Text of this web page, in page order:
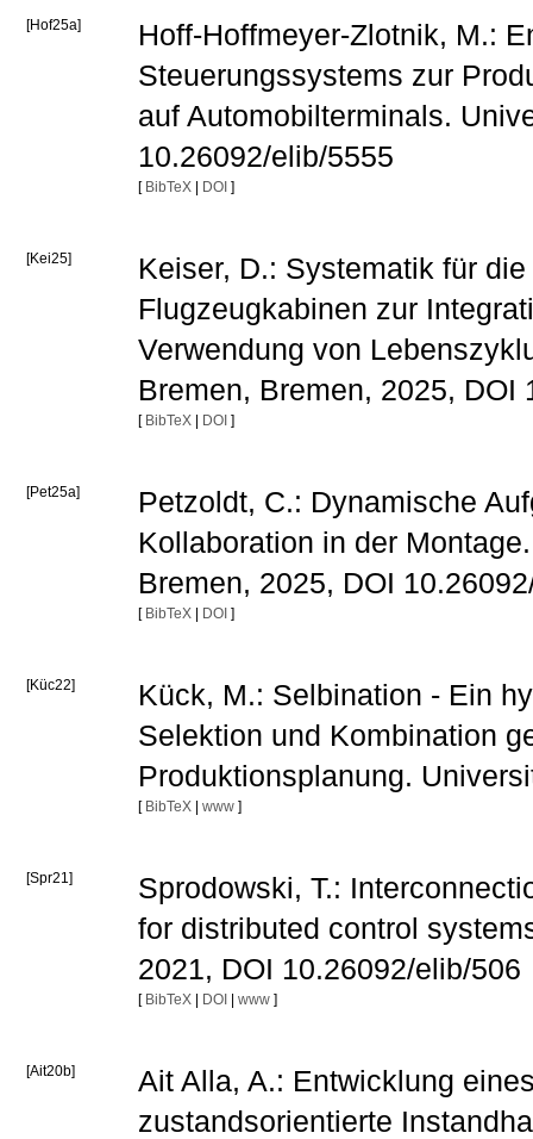
[Hof25a]
Hoff-Hoffmeyer-Zlotnik, M.:
Steuerungssystems zur
auf Automobilterminals.
10.26092/elib/5555
[ BibTeX| DOI ]
[Kei25]
Keiser, D.: Systematik für
Flugzeugkabinen zur
Verwendung von
Bremen, Bremen, 2025, DOI
[ BibTeX| DOI ]
[Pet25a]
Petzoldt, C.: Dynamische
Kollaboration in der
Bremen, 2025, DOI
[ BibTeX| DOI ]
[Küc22]
Kück, M.: Selbination - Ein
Selektion und Kombination
Produktionsplanung.
[ BibTeX| www ]
[Spr21]
Sprodowski, T.:
for distributed control
2021, DOI 10.26092/elib/506
[ BibTeX| DOI www ]
[Ait20b]
Ait Alla, A.: Entwicklung
zustandsorientierte